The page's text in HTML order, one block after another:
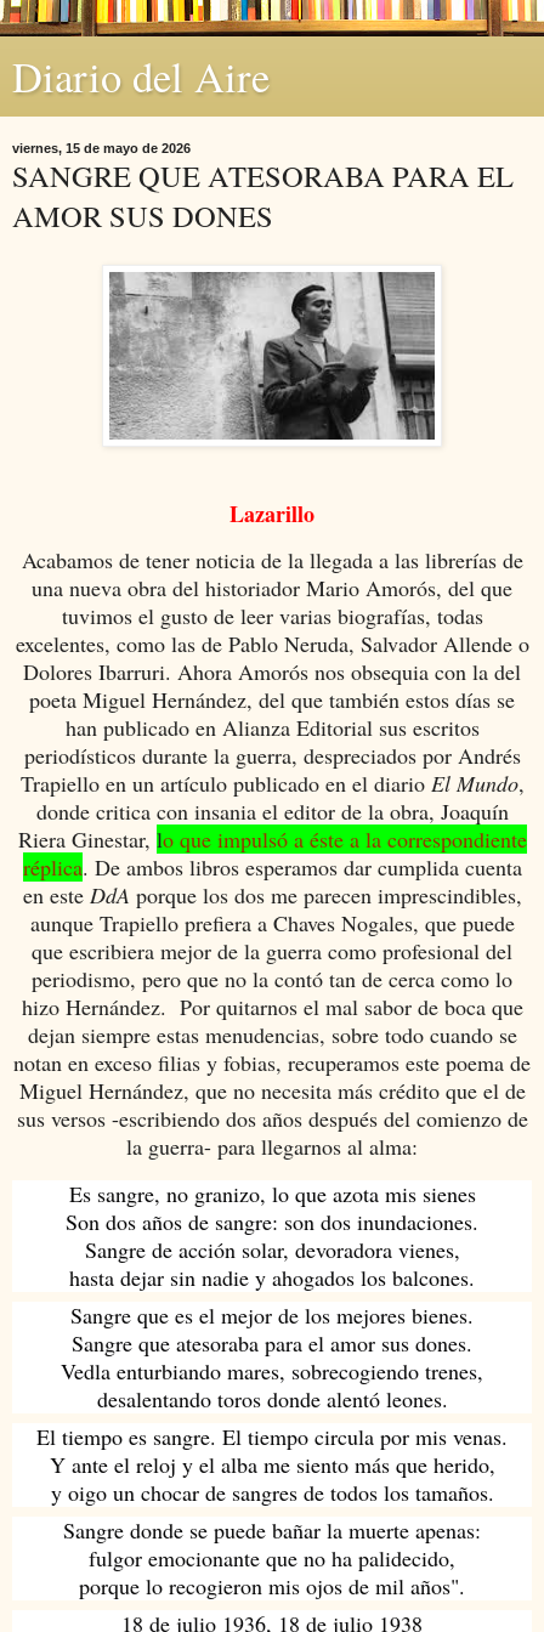
Diario del Aire
viernes, 15 de mayo de 2026
SANGRE QUE ATESORABA PARA EL
AMOR SUS DONES
Lazarillo
Acabamos de tener noticia de la llegada a las librerías de
una nueva obra del historiador Mario Amorós, del que
tuvimos el gusto de leer varias biografías, todas
excelentes, como las de Pablo Neruda, Salvador Allende o
Dolores Ibarruri. Ahora Amorós nos obsequia con la del
poeta Miguel Hernández, del que también estos días se
han publicado en Alianza Editorial sus escritos
periodísticos durante la guerra, despreciados por Andrés
Trapiello en un artículo publicado en el diario El Mundo,
donde critica con insania el editor de la obra, Joaquín
Riera Ginestar, lo que impulsó a éste a la correspondiente
réplica. De ambos libros esperamos dar cumplida cuenta
en este DdA porque los dos me parecen imprescindibles,
aunque Trapiello prefiera a Chaves Nogales, que puede
que escribiera mejor de la guerra como profesional del
periodismo, pero que no la contó tan de cerca como lo
hizo Hernández. Por quitarnos el mal sabor de boca que
dejan siempre estas menudencias, sobre todo cuando se
notan en exceso filias y fobias, recuperamos este poema de
Miguel Hernández, que no necesita más crédito que el de
sus versos -escribiendo dos años después del comienzo de
la guerra- para llegarnos al alma:
Es sangre, no granizo, lo que azota mis sienes
Son dos años de sangre: son dos inundaciones.
Sangre de acción solar, devoradora vienes,
hasta dejar sin nadie y ahogados los balcones.
Sangre que es el mejor de los mejores bienes.
Sangre que atesoraba para el amor sus dones.
Vedla enturbiando mares, sobrecogiendo trenes,
desalentando toros donde alentó leones.
El tiempo es sangre. El tiempo circula por mis venas.
Y ante el reloj y el alba me siento más que herido,
y oigo un chocar de sangres de todos los tamaños.
Sangre donde se puede bañar la muerte apenas:
fulgor emocionante que no ha palidecido,
porque lo recogieron mis ojos de mil años".
18 de julio 1936, 18 de julio 1938